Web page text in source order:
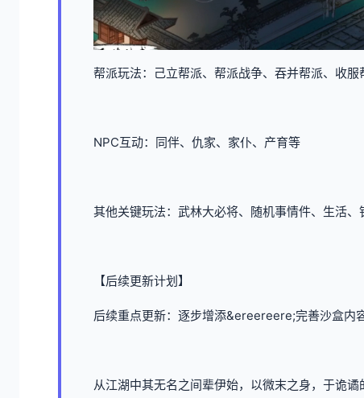
帮派玩法：己立帮派、帮派战争、吞并帮派、收服
NPC互动：同伴、仇家、家仆、产育等
其他关键玩法：武林大必将、随机事情件、生活
【后续更新计划】
后续重点更新：逐步增添&ereereere;完善沙盒内
从江湖中其无名之间辈伊始，以微末之身，于诡谲